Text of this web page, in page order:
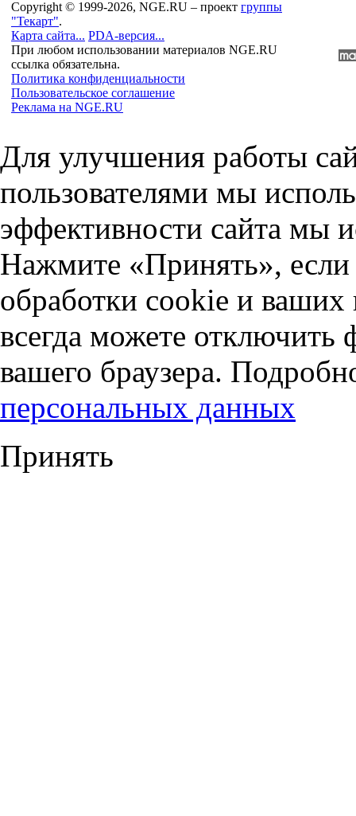
Copyright © 1999-2026, NGE.RU – проект группы
"Текарт".
Карта сайта... PDA-версия...
При любом использовании материалов NGE.RU
ссылка обязательна.
Политика конфиденциальности
Пользовательское соглашение
Реклама на NGE.RU
Для улучшения работы
пользователями мы
эффективности сайта мы
Нажмите «Принять», если
обработки cookie и
всегда можете отключить
вашего браузера.
персональных данных
Принять